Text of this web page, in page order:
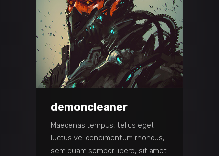
demoncleaner
Maecenas tempus, tellus eget
luctus vel condimentum rhoncus,
sem quam semper libero, sit amet